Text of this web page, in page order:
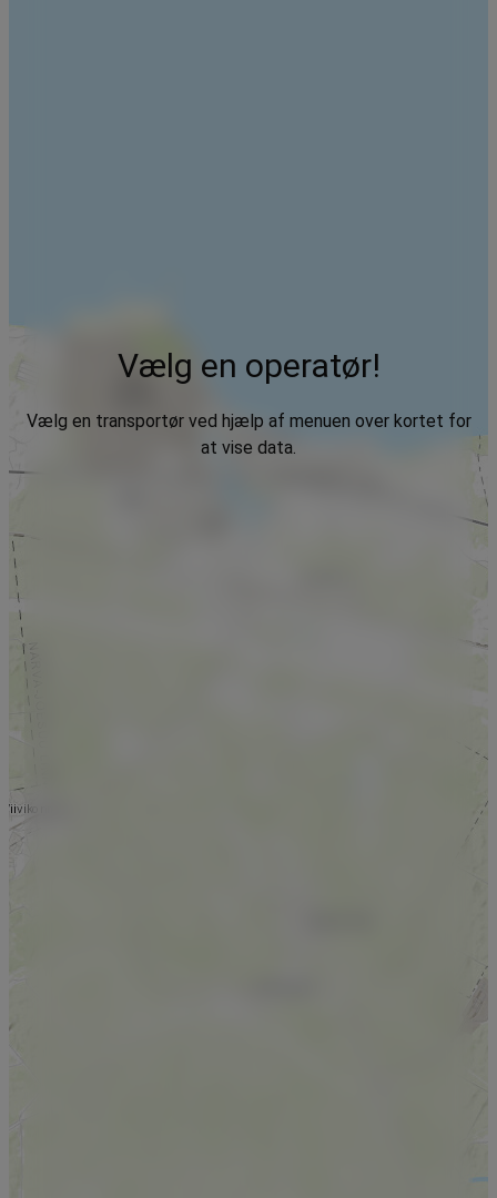
Vælg en operatør!
Vælg en transportør ved hjælp af menuen over kortet for
at vise data.